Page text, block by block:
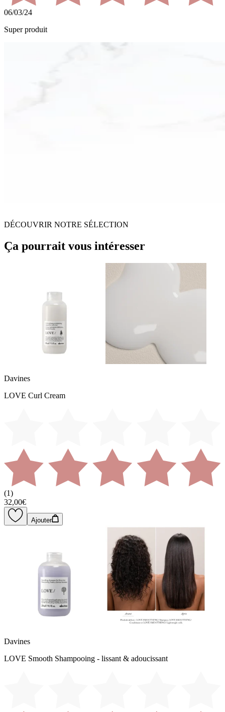
06/03/24
Super produit
DÉCOUVRIR NOTRE SÉLECTION
Ça pourrait vous intéresser
Davines
LOVE Curl Cream
(1)
32,00€
Ajouter
Davines
LOVE Smooth Shampooing - lissant & adoucissant